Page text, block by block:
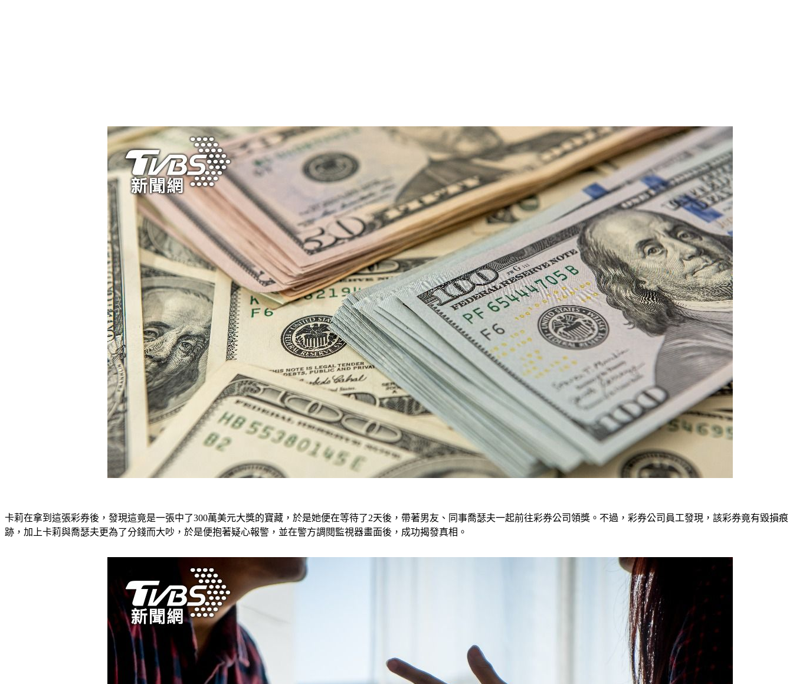
卡莉在拿到這張彩券後，發現這竟是一張中了300萬美元大獎的寶藏，於是她便在等待了2天後，帶著男友、同事喬瑟夫一起前往彩券公司領獎。不過，彩券公司員工發現，該彩券竟有毀損痕
跡，加上卡莉與喬瑟夫更為了分錢而大吵，於是便抱著疑心報警，並在警方調閱監視器畫面後，成功揭發真相。